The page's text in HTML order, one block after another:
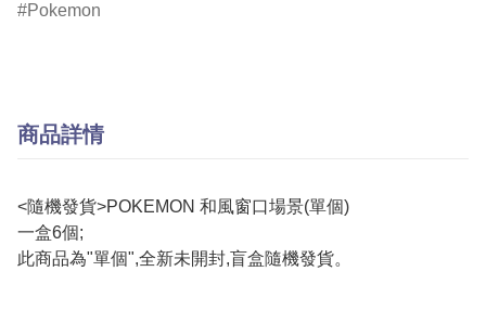
Pokemon
商品詳情
<隨機發貨>POKEMON 和風窗口場景(單個)
一盒6個;
此商品為"單個",全新未開封,盲盒隨機發貨。